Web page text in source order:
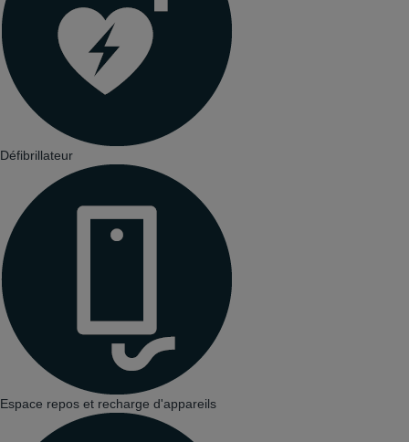
Défibrillateur
Espace repos et recharge d'appareils